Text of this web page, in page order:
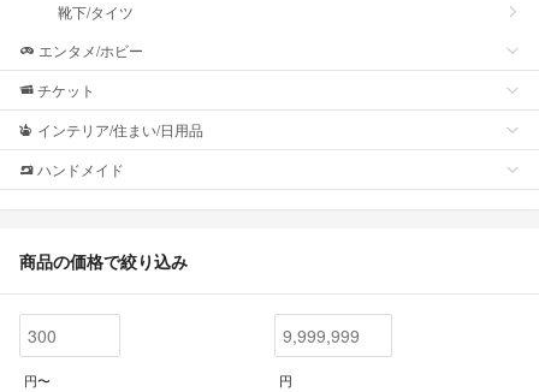
靴下/タイツ
エンタメ/ホビー
チケット
インテリア/住まい/日用品
ハンドメイド
商品の価格で絞り込み
円〜 円